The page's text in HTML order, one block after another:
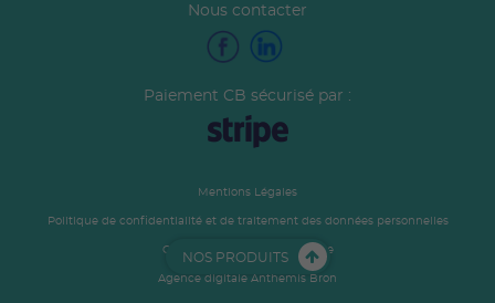
NOS PRODUITS
Nous contacter
Paiement CB sécurisé par :
Mentions Légales
Politique de confidentialité et de traitement des données personnelles
Conditions générales de vente
Agence digitale Anthemis Bron